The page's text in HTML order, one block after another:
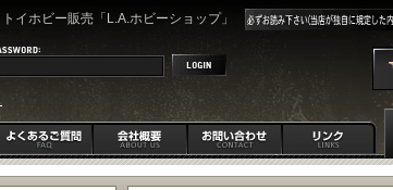
イホビー販売「L.A.ホビーショップ」